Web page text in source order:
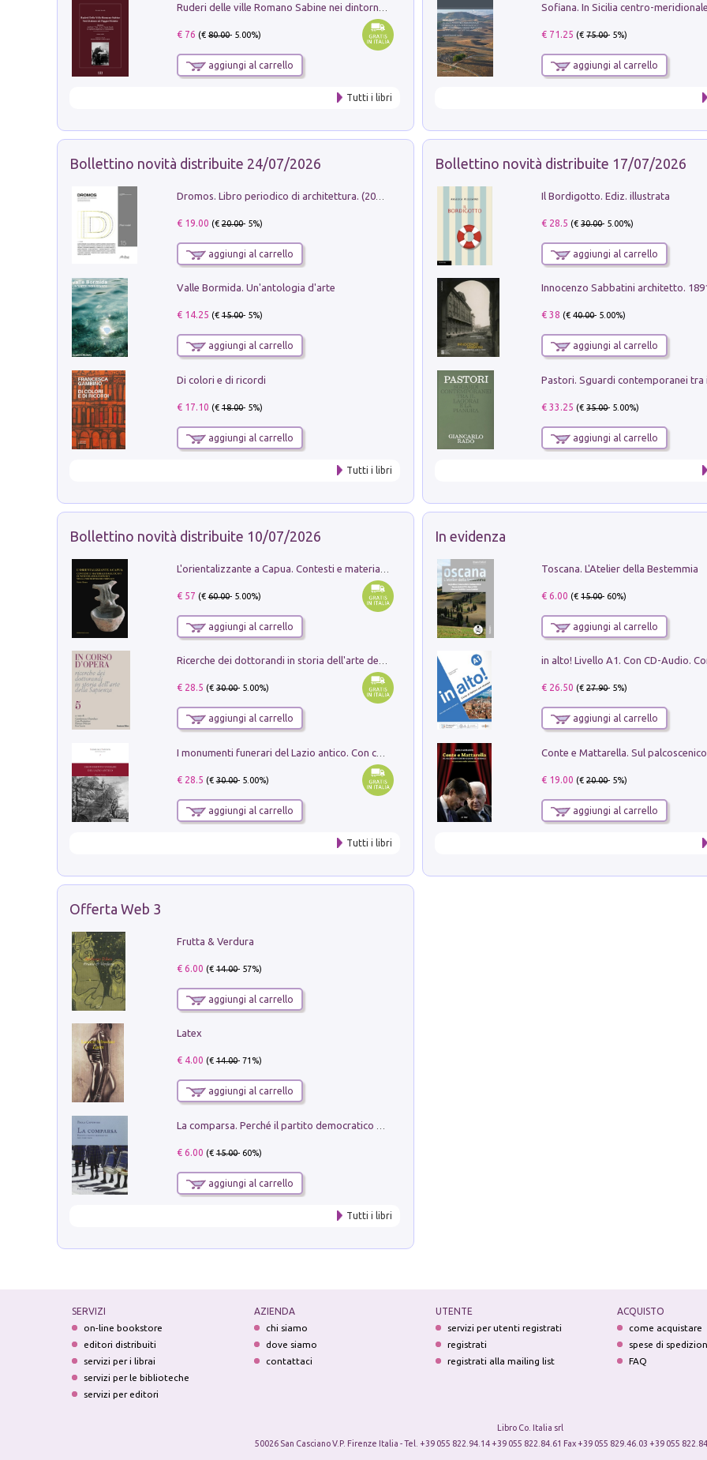
€ 76 (€80.00- 5.00%)
aggiungi al carrello
Tutti i libri
€ 71.25 (€75.00- 5%)
aggiungi al carrello
Bollettino novità distribuite 24/07/2026
Dromos. Libro periodico di architettura. (2026). Vol. 15: Post-model
€ 19.00 (€20.00- 5%)
aggiungi al carrello
Valle Bormida. Un'antologia d'arte
€ 14.25 (€15.00- 5%)
aggiungi al carrello
Di colori e di ricordi
€ 17.10 (€18.00- 5%)
aggiungi al carrello
Tutti i libri
Bollettino novità distribuite 17/07/2026
Il Bordigotto. Ediz. illustrata
€ 28.5 (€30.00- 5.00%)
aggiungi al carrello
Innocenzo Sabbatini architetto.
€ 38 (€40.00- 5.00%)
aggiungi al carrello
€ 33.25 (€35.00- 5.00%)
aggiungi al carrello
Bollettino novità distribuite 10/07/2026
€ 57 (€60.00- 5.00%)
aggiungi al carrello
Ricerche dei dottorandi in storia dell'arte della Sapienza
€ 28.5 (€30.00- 5.00%)
aggiungi al carrello
I monumenti funerari del Lazio antico. Con cartella con tavole
€ 28.5 (€30.00- 5.00%)
aggiungi al carrello
Tutti i libri
In evidenza
Toscana. L'Atelier della Bestemmia
€ 6.00 (€15.00- 60%)
aggiungi al carrello
€ 26.50 (€27.90- 5%)
aggiungi al carrello
€ 19.00 (€20.00- 5%)
aggiungi al carrello
Offerta Web 3
Frutta & Verdura
€ 6.00 (€14.00- 57%)
aggiungi al carrello
Latex
€ 4.00 (€14.00- 71%)
aggiungi al carrello
€ 6.00 (€15.00- 60%)
aggiungi al carrello
Tutti i libri
SERVIZI
on-line bookstore
editori distribuiti
servizi per i librai
servizi per le biblioteche
servizi per editori
AZIENDA
chi siamo
dove siamo
contattaci
UTENTE
servizi per utenti registrati
registrati
registrati alla mailing list
ACQUISTO
come acquistare
spese di
FAQ
Libro Co. Italia srl
50026 San Casciano V.P. Firenze Italia - Tel. +39 055 822.94.14 +39 055 822.84.61 Fax +39 055 829.46.03 +39 055